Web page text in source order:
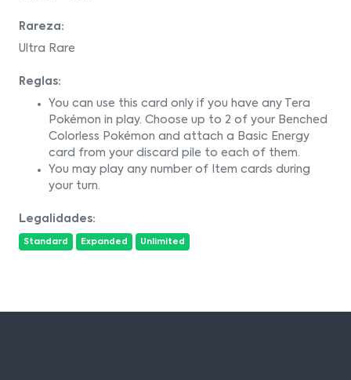
Rareza:
Ultra Rare
Reglas:
You can use this card only if you have any Tera
Pokémon in play. Choose up to 2 of your Benched
Colorless Pokémon and attach a Basic Energy
card from your discard pile to each of them.
You may play any number of Item cards during
your turn.
Legalidades:
Standard Expanded Unlimited